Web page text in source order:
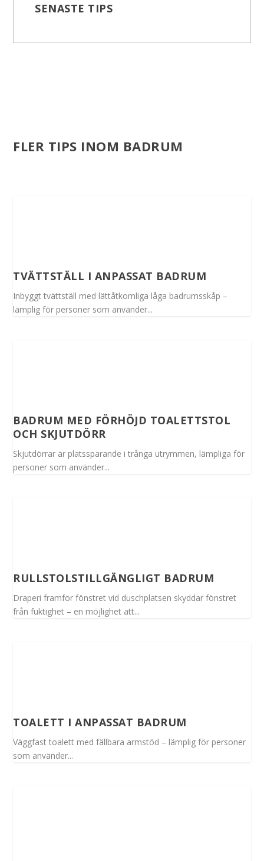
SENASTE TIPS
FLER TIPS INOM BADRUM
TVÄTTSTÄLL I ANPASSAT BADRUM
Inbyggt tvättställ med lättåtkomliga låga badrumsskåp –
lämplig för personer som använder...
BADRUM MED FÖRHÖJD TOALETTSTOL
OCH SKJUTDÖRR
Skjutdörrar är platssparande i trånga utrymmen, lämpliga för
personer som använder...
RULLSTOLSTILLGÄNGLIGT BADRUM
Draperi framför fönstret vid duschplatsen skyddar fönstret
från fuktighet – en möjlighet att...
TOALETT I ANPASSAT BADRUM
Väggfast toalett med fällbara armstöd – lämplig för personer
som använder...